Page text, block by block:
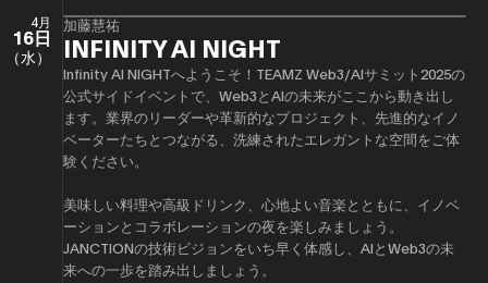
4月
16日
（水）
加藤慧祐
INFINITY AI NIGHT
Infinity AI NIGHTへようこそ！TEAMZ Web3/AIサミット2025の
公式サイドイベントで、Web3とAIの未来がここから動き出し
ます。業界のリーダーや革新的なプロジェクト、先進的なイノ
ベーターたちとつながる、洗練されたエレガントな空間をご体
験ください。
美味しい料理や高級ドリンク、心地よい音楽とともに、イノベ
ーションとコラボレーションの夜を楽しみましょう。
JANCTIONの技術ビジョンをいち早く体感し、AIとWeb3の未
来への一歩を踏み出しましょう。